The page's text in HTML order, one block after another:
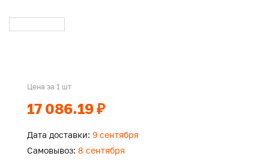
Цена за 1 шт
17 086.19 ₽
Дата доставки: 9 сентября
Самовывоз: 8 сентября